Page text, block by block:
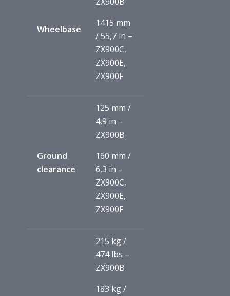
Wheelbase
1415 mm
/ 55,7 in –
ZX900C,
ZX900E,
ZX900F
Ground
clearance
125 mm /
4,9 in –
ZX900B
160 mm /
6,3 in –
ZX900C,
ZX900E,
ZX900F
215 kg /
474 lbs –
ZX900B
183 kg /